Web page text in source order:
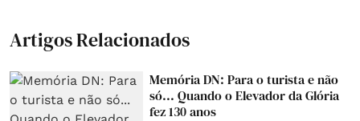
Artigos Relacionados
Memória DN: Para o turista e não
só... Quando o Elevador da Glória
fez 130 anos